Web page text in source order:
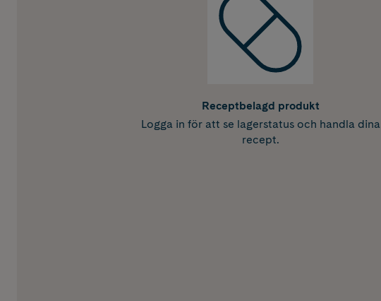
Receptbelagd produkt
Logga in för att se lagerstatus och handla dina
recept.